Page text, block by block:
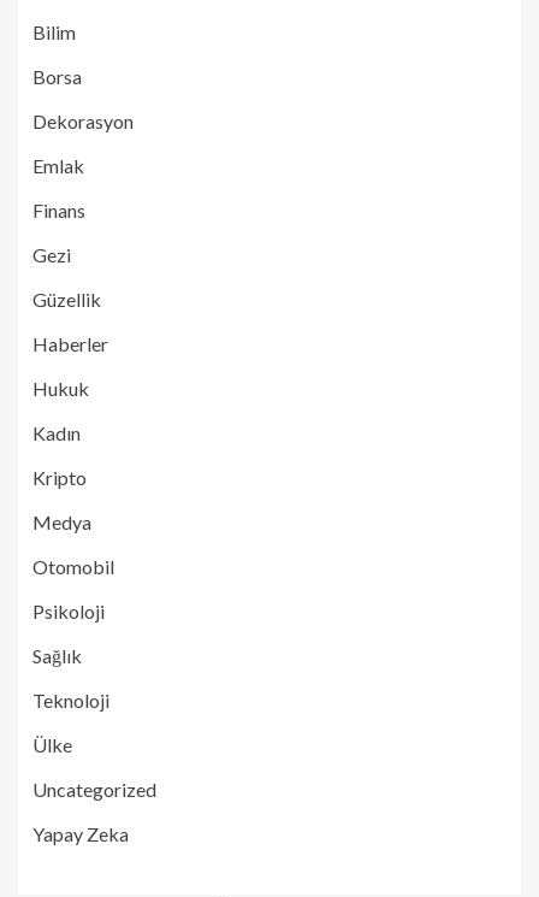
Bilim
Borsa
Dekorasyon
Emlak
Finans
Gezi
Güzellik
Haberler
Hukuk
Kadın
Kripto
Medya
Otomobil
Psikoloji
Sağlık
Teknoloji
Ülke
Uncategorized
Yapay Zeka